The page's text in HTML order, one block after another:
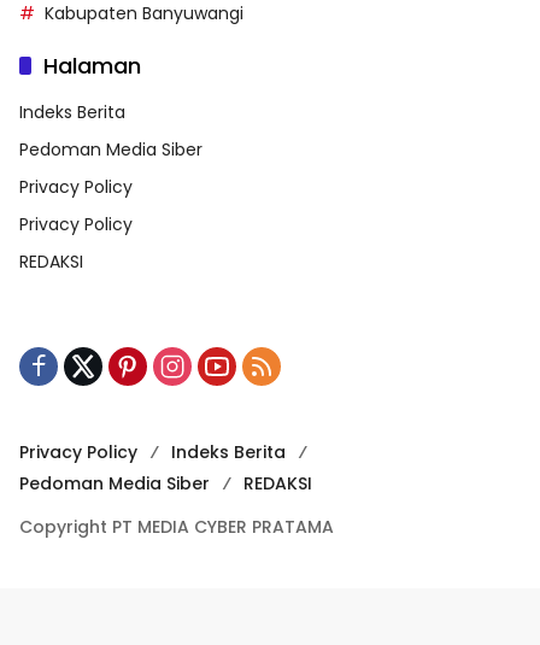
Kabupaten Banyuwangi
Halaman
Indeks Berita
Pedoman Media Siber
Privacy Policy
Privacy Policy
REDAKSI
Privacy Policy
Indeks Berita
Pedoman Media Siber
REDAKSI
Copyright PT MEDIA CYBER PRATAMA